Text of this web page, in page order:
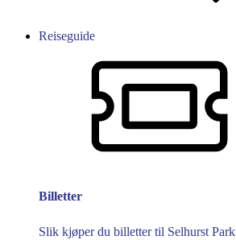
Reiseguide
Billetter
Slik kjøper du billetter til Selhurst Park